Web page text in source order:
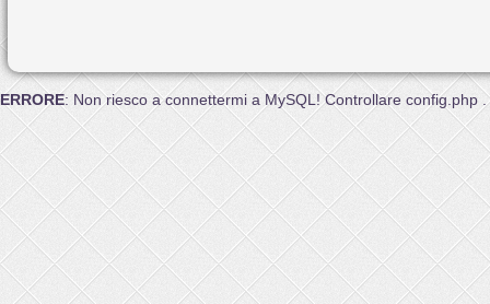
ERRORE: Non riesco a connettermi a MySQL! Controllare config.php .